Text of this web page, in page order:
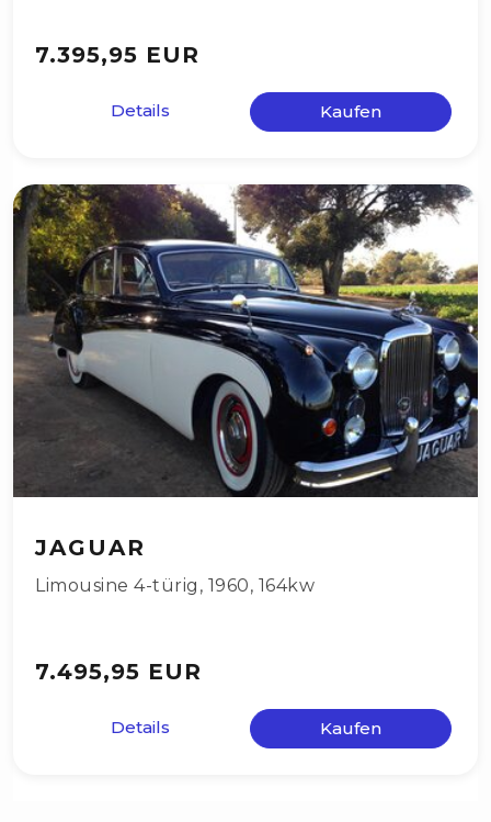
7.395,95 EUR
Details Kaufen
JAGUAR
Limousine 4-türig , 1960, 164kw
7.495,95 EUR
Details Kaufen